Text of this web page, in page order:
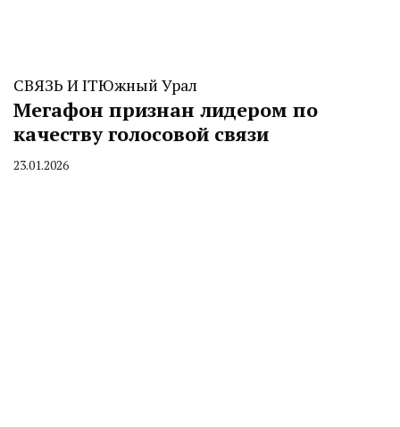
СВЯЗЬ И ITЮжный Урал
Мегафон признан лидером по
качеству голосовой связи
By
23.01.2026